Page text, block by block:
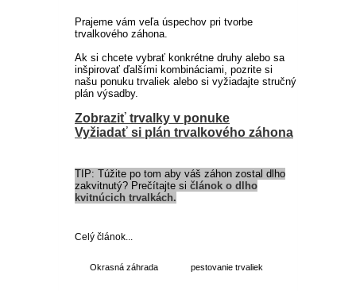
Prajeme vám veľa úspechov pri tvorbe
trvalkového záhona.
Ak si chcete vybrať konkrétne druhy alebo sa
inšpirovať ďalšími kombináciami, pozrite si
našu ponuku trvaliek alebo si vyžiadajte stručný
plán výsadby.
Zobraziť trvalky v ponuke
Vyžiadať si plán trvalkového záhona
TIP: Túžite po tom aby váš záhon zostal dlho
zakvitnutý? Prečítajte si článok o dlho
kvitnúcich trvalkách.
Celý článok...
Okrasná záhrada pestovanie trvaliek